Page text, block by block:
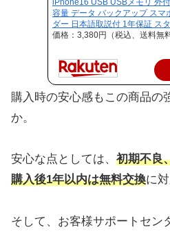
iPhone16 USB USBメモリ 外
容量 データ バックアップ スマ
ダー 日本語取説付 1年保証 ス
価格：3,380円（税込、送料無
購入時の安心感もこの商品の
か。
安心な点としては、 初期不良
購入後1年以内は無料交換に
そして、お客様サポートセン